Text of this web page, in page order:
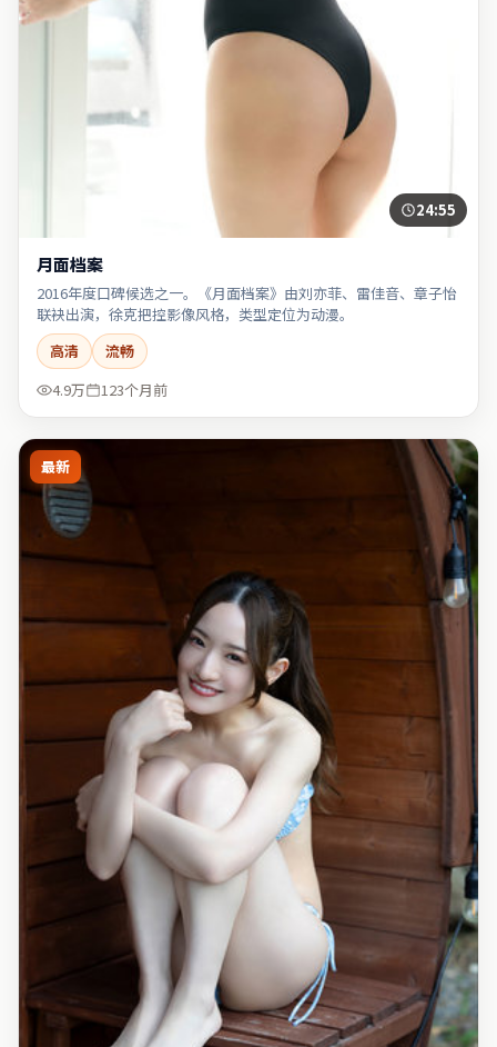
24:55
月面档案
2016年度口碑候选之一。《月面档案》由刘亦菲、雷佳音、章子怡
联袂出演，徐克把控影像风格，类型定位为动漫。
高清
流畅
4.9万
123个月前
最新